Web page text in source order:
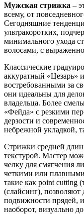
Мужская стрижка –
всему, от
Сегодняшние
ультракоротких,
минимального ухода
волосами, с
Классические
аккуратный «Цезарь»
востребованными за
они идеальны для
владельца. Более
«Фейда» с резкими
дерзости и
небрежной укладкой,
Стрижки средней
текстурой. Мастер
челку для смягчения
четкими или
такие как point cutting
(слайсинг), позволяют
подвижности прядей,
наоборот, визуально